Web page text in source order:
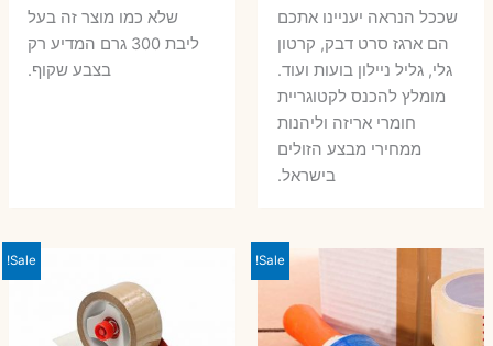
שככל הנראה יעניינו אתכם
הם ארגז סרט דבק, קרטון
גלי, גליל ניילון בועות ועוד.
מומלץ להכנס לקטוגריית
חומרי אריזה וליהנות
ממחירי מבצע הזולים
בישראל.
שלא כמו מוצר זה בעל
ליבת 300 גרם המדיע רק
בצבע שקוף.
Sale!
Sale!